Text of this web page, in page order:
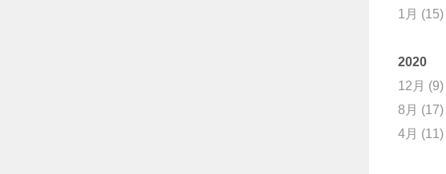
1月 (15)
2020
12月 (9)
8月 (17)
4月 (11)